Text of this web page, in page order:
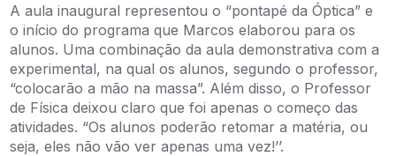
A aula inaugural representou o “pontapé da Óptica” e
o início do programa que Marcos elaborou para os
alunos. Uma combinação da aula demonstrativa com a
experimental, na qual os alunos, segundo o professor,
“colocarão a mão na massa”. Além disso, o Professor
de Física deixou claro que foi apenas o começo das
atividades. “Os alunos poderão retomar a matéria, ou
seja, eles não vão ver apenas uma vez!’’.